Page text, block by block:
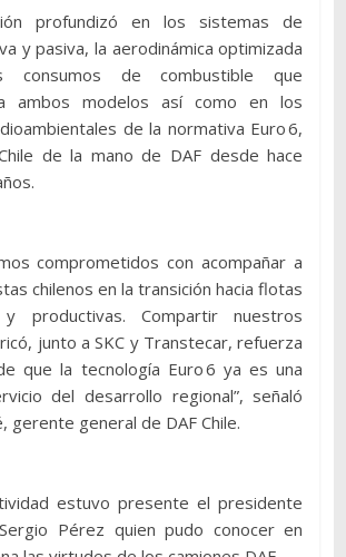
profundizó en los sistemas de
y pasiva, la aerodinámica optimizada
de combustible que
ambos modelos así como en los
de la normativa Euro 6,
de la mano de DAF desde hace
comprometidos con acompañar a
chilenos en la transición hacia flotas
productivas. Compartir nuestros
junto a SKC y Transtecar, refuerza
que la tecnología Euro 6 ya es una
del desarrollo regional”, señaló
gerente general de DAF Chile.
estuvo presente el presidente
Pérez quien pudo conocer en